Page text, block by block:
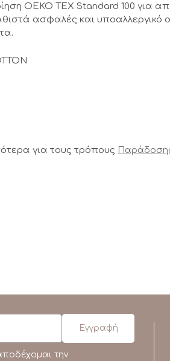
OEKO TEX Standard 100 για
ασφαλές και υποαλλεργικό
για τους τρόπους
την